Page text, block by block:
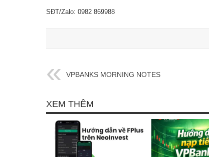
SĐT/Zalo: 0982 869988
VPBANKS MORNING NOTES
XEM THÊM